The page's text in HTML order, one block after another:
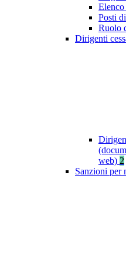
Posti
Ruolo
Dirigenti
web) 2
Sanzioni per